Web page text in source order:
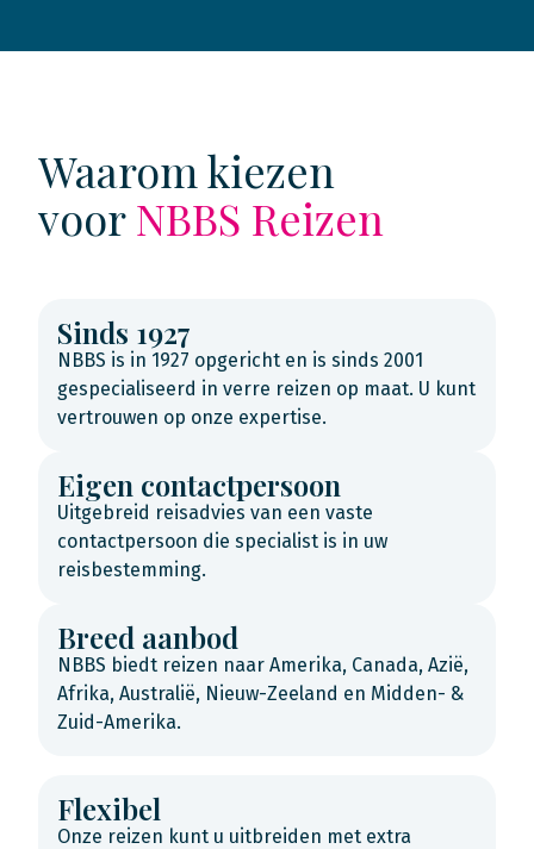
Waarom kiezen
voorNBBS Reizen
Sinds 1927
NBBS is in 1927 opgericht en is sinds 2001
gespecialiseerd in verre reizen op maat. U kunt
vertrouwen op onze expertise.
Eigen contactpersoon
Uitgebreid reisadvies van een vaste
contactpersoon die specialist is in uw
reisbestemming.
Breed aanbod
NBBS biedt reizen naar Amerika, Canada, Azië,
Afrika, Australië, Nieuw-Zeeland en Midden- &
Zuid-Amerika.
Flexibel
Onze reizen kunt u uitbreiden met extra